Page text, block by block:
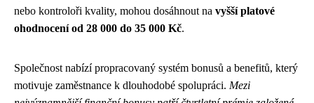
nebo kontroloři kvality, mohou dosáhnout na vyšší platové
ohodnocení od 28 000 do 35 000 Kč.
Společnost nabízí propracovaný systém bonusů a benefitů, který
motivuje zaměstnance k dlouhodobé spolupráci. Mezi